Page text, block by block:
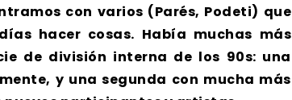
con varios (Parés, Podeti) que
hacer cosas. Había muchas más
de división interna de los 90s: una
y una segunda con mucha más